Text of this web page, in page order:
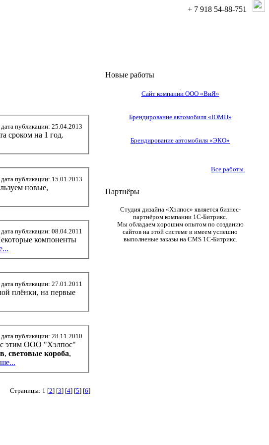
+ 7 918 54-88-751
дата публикации: 25.04.2013
сроком на 1 год.
дата публикации: 15.01.2013
новые,
дата публикации: 08.04.2011
компоненты
дата публикации: 27.01.2011
дата публикации: 28.11.2010
с этим ООО "Хэлпос"
, световые короба,
Страницы: 1 [2] [3] [4] [5] [6]
Новые работы
Сайт компании ООО «ВиЯ»
Брендирование автомобиля «ЮМЦ»
Брендирование автомобиля «ЭКО»
Все работы.
Партнёры
Студия дизайна «Хэлпос» является бизнес-
партнёром компании 1С-Битрикс
Мы обладаем хорошим опытом по созданию
сайтов на этой системе и имеем успешно
выполненые заказы на CMS 1С-Битрикс.